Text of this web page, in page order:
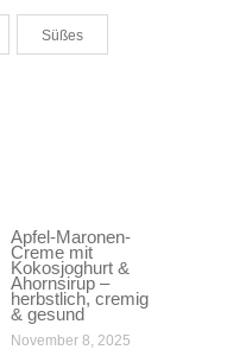
Süßes
Apfel-Maronen-
Creme mit
Kokosjoghurt &
Ahornsirup –
herbstlich, cremig
& gesund
November 8, 2025